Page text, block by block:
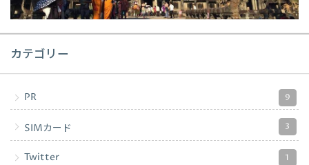
カテゴリー
PR 9
SIMカード 3
Twitter 1